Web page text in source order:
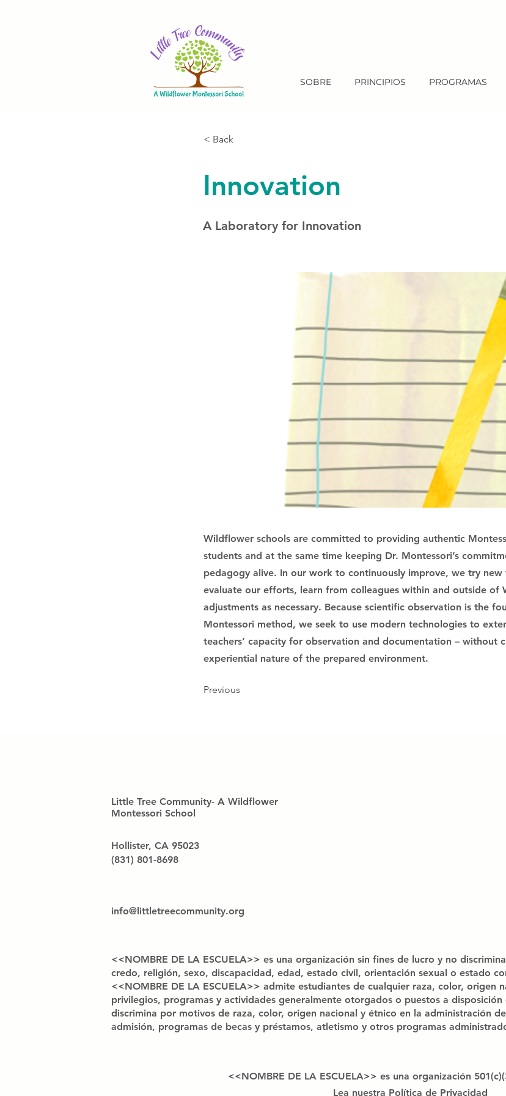
SOBRE PRINCIPIOS PROGRAMAS
< Back
Innovation
A Laboratory for Innovation
Wildflower schools are committed to providing authentic
students and at the same time keeping Dr. Montessori’s
pedagogy alive. In our work to continuously improve, we try new
evaluate our efforts, learn from colleagues within and outside of
adjustments as necessary. Because scientific observation is the
Montessori method, we seek to use modern technologies to
teachers’ capacity for observation and documentation – without
experiential nature of the prepared environment.
Previous
Little Tree Community- A Wildflower
Montessori School
Hollister, CA 95023
(831) 801-8698
info@littletreecommunity.org
<<NOMBRE DE LA ESCUELA>> es una organización sin fines de lucro y no
credo, religión, sexo, discapacidad, edad, estado civil, orientación sexual o estado
<<NOMBRE DE LA ESCUELA>> admite estudiantes de cualquier raza, color, origen
privilegios, programas y actividades generalmente otorgados o puestos a
discrimina por motivos de raza, color, origen nacional y étnico en la administración
admisión, programas de becas y préstamos, atletismo y otros programas
<<NOMBRE DE LA ESCUELA>> es una organización
Lea nuestra Política de Privacidad